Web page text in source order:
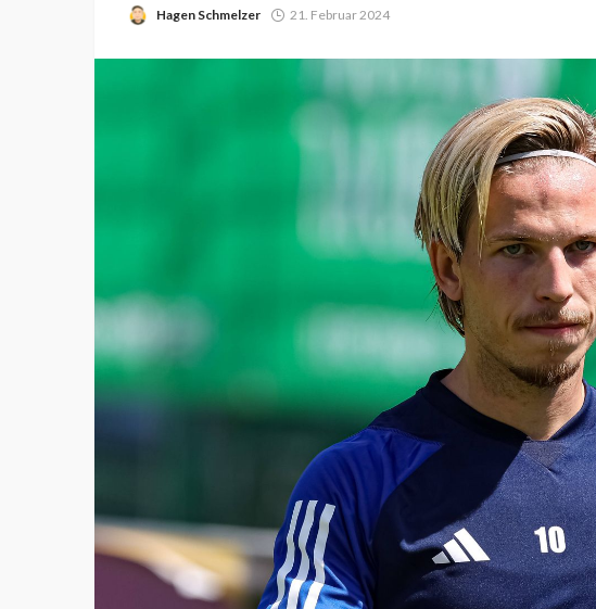
Hagen Schmelzer 21. Februar 2024